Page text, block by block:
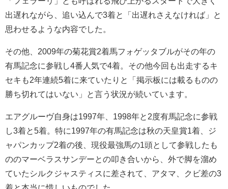
出遅れながら、追い込んで3着と「出遅れさえなければ」と
思わせるような内容でした。
その他、2009年の菊花賞2着馬フォゲッタブルがその年の
有馬記念に参戦し4番人気で4着。その他今回も出走するキ
セキも2年連続5着に来ていたりと「掲示板には載るものの
勝ち切れてはいない」と言う状況が続いています。
エアグルーヴ自身は1997年、1998年と2度有馬記念に参戦
し3着と5着。特に1997年の有馬記念は秋の天皇賞1着、ジ
ャパンカップ2着の後、現役最強馬の1頭として参戦したも
ののマーベラスサンデーとの叩き合いから、外で脚を溜め
ていたシルクジャスティスに差されて、アタマ、クビ差の3
着と本当に惜しいものでした。